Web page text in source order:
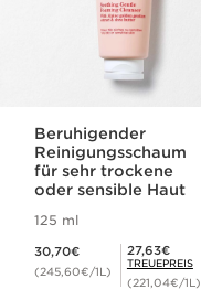
Beruhigender
Reinigungsschaum
für sehr trockene
oder sensible Haut
125 ml
30,70€
(245,60€/1L)
Mitgliederpreis 27,63€
27,63€
TREUEPREIS
(221,04€/1L)